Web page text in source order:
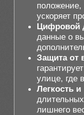
положение,
ускоряет
Цифровой
данные о
Защита от
улице, где
Легкость
лишнего